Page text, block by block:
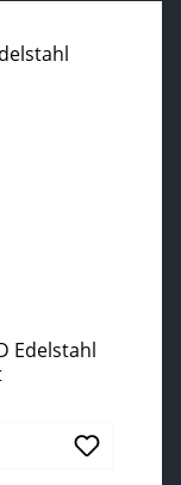
Edelstahl